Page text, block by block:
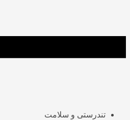
تندرستی و سلامت